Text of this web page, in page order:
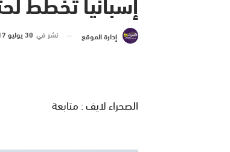
إدارة الموقع نشر في 30 يوليو 2017 الساعة 1 و 37 دقيقة
الصحراء لايف : متابعة